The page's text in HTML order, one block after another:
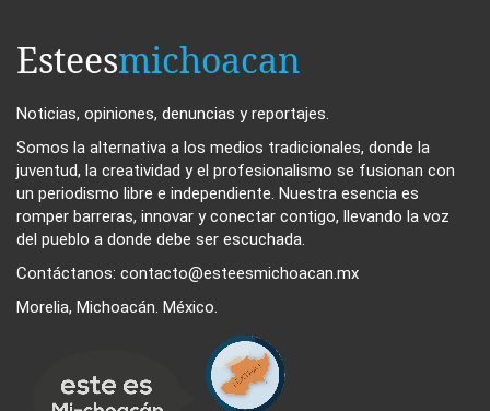
Esteesmichoacan
Noticias, opiniones, denuncias y reportajes.
Somos la alternativa a los medios tradicionales, donde la
juventud, la creatividad y el profesionalismo se fusionan con
un periodismo libre e independiente. Nuestra esencia es
romper barreras, innovar y conectar contigo, llevando la voz
del pueblo a donde debe ser escuchada.
Contáctanos: contacto@esteesmichoacan.mx
Morelia, Michoacán. México.